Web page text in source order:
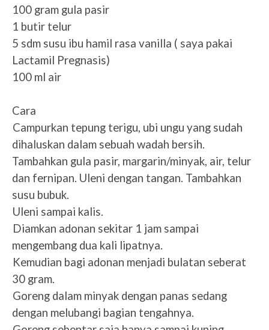
100 gram gula pasir
1 butir telur
5 sdm susu ibu hamil rasa vanilla ( saya pakai
Lactamil Pregnasis)
100 ml air
Cara
Campurkan tepung terigu, ubi ungu yang sudah
dihaluskan dalam sebuah wadah bersih.
Tambahkan gula pasir, margarin/minyak, air, telur
dan fernipan. Uleni dengan tangan. Tambahkan
susu bubuk.
Uleni sampai kalis.
Diamkan adonan sekitar 1 jam sampai
mengembang dua kali lipatnya.
Kemudian bagi adonan menjadi bulatan seberat
30 gram.
Goreng dalam minyak dengan panas sedang
dengan melubangi bagian tengahnya.